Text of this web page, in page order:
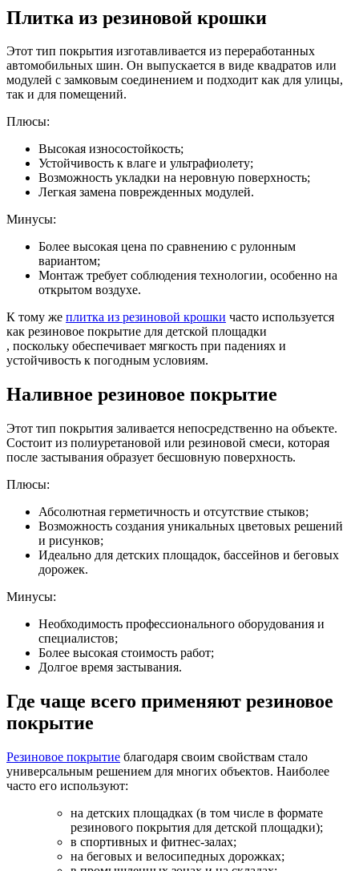
Плитка из резиновой крошки
Этот тип покрытия изготавливается из переработанных
автомобильных шин. Он выпускается в виде квадратов или
модулей с замковым соединением и подходит как для улицы,
так и для помещений.
Плюсы:
Высокая износостойкость;
Устойчивость к влаге и ультрафиолету;
Возможность укладки на неровную поверхность;
Легкая замена поврежденных модулей.
Минусы:
Более высокая цена по сравнению с рулонным
вариантом;
Монтаж требует соблюдения технологии, особенно на
открытом воздухе.
К тому же плитка из резиновой крошки часто используется
как резиновое покрытие для детской площадки
, поскольку обеспечивает мягкость при падениях и
устойчивость к погодным условиям.
Наливное резиновое покрытие
Этот тип покрытия заливается непосредственно на объекте.
Состоит из полиуретановой или резиновой смеси, которая
после застывания образует бесшовную поверхность.
Плюсы:
Абсолютная герметичность и отсутствие стыков;
Возможность создания уникальных цветовых решений
и рисунков;
Идеально для детских площадок, бассейнов и беговых
дорожек.
Минусы:
Необходимость профессионального оборудования и
специалистов;
Более высокая стоимость работ;
Долгое время застывания.
Где чаще всего применяют резиновое
покрытие
Резиновое покрытие благодаря своим свойствам стало
универсальным решением для многих объектов. Наиболее
часто его используют:
на детских площадках (в том числе в формате
резинового покрытия для детской площадки);
в спортивных и фитнес-залах;
на беговых и велосипедных дорожках;